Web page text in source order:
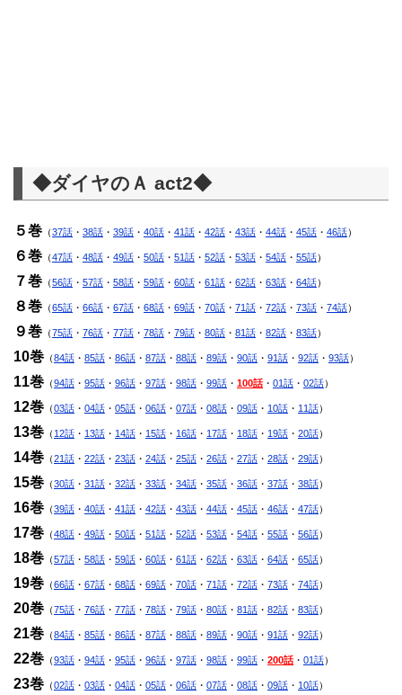
◆ダイヤのＡ act2◆
５巻 （37話 ・ 38話 ・ 39話 ・ 40話 ・ 41話 ・ 42話 ・ 43話 ・ 44話 ・ 45話 ・ 46話）
６巻 （47話 ・ 48話 ・ 49話 ・ 50話 ・ 51話 ・ 52話 ・ 53話 ・ 54話 ・ 55話）
７巻 （56話 ・ 57話 ・ 58話 ・ 59話 ・ 60話 ・ 61話 ・ 62話 ・ 63話 ・ 64話）
８巻 （65話 ・ 66話 ・ 67話 ・ 68話 ・ 69話 ・ 70話 ・ 71話 ・ 72話 ・ 73話 ・ 74話）
９巻 （75話 ・ 76話 ・ 77話 ・ 78話 ・ 79話 ・ 80話 ・ 81話 ・ 82話 ・ 83話）
10巻 （84話 ・ 85話 ・ 86話 ・ 87話 ・ 88話 ・ 89話 ・ 90話 ・ 91話 ・ 92話 ・ 93話）
11巻 （94話 ・ 95話 ・ 96話 ・ 97話 ・ 98話 ・ 99話 ・ 100話 ・ 01話 ・ 02話）
12巻 （03話 ・ 04話 ・ 05話 ・ 06話 ・ 07話 ・ 08話 ・ 09話 ・ 10話 ・ 11話）
13巻 （12話 ・ 13話 ・ 14話 ・ 15話 ・ 16話 ・ 17話 ・ 18話 ・ 19話 ・ 20話）
14巻 （21話 ・ 22話 ・ 23話 ・ 24話 ・ 25話 ・ 26話 ・ 27話 ・ 28話 ・ 29話）
15巻 （30話 ・ 31話 ・ 32話 ・ 33話 ・ 34話 ・ 35話 ・ 36話 ・ 37話 ・ 38話）
16巻 （39話 ・ 40話 ・ 41話 ・ 42話 ・ 43話 ・ 44話 ・ 45話 ・ 46話 ・ 47話）
17巻 （48話 ・ 49話 ・ 50話 ・ 51話 ・ 52話 ・ 53話 ・ 54話 ・ 55話 ・ 56話）
18巻 （57話 ・ 58話 ・ 59話 ・ 60話 ・ 61話 ・ 62話 ・ 63話 ・ 64話 ・ 65話）
19巻 （66話 ・ 67話 ・ 68話 ・ 69話 ・ 70話 ・ 71話 ・ 72話 ・ 73話 ・ 74話）
20巻 （75話 ・ 76話 ・ 77話 ・ 78話 ・ 79話 ・ 80話 ・ 81話 ・ 82話 ・ 83話）
21巻 （84話 ・ 85話 ・ 86話 ・ 87話 ・ 88話 ・ 89話 ・ 90話 ・ 91話 ・ 92話）
22巻 （93話 ・ 94話 ・ 95話 ・ 96話 ・ 97話 ・ 98話 ・ 99話 ・ 200話 ・ 01話）
23巻 （02話 ・ 03話 ・ 04話 ・ 05話 ・ 06話 ・ 07話 ・ 08話 ・ 09話 ・ 10話）